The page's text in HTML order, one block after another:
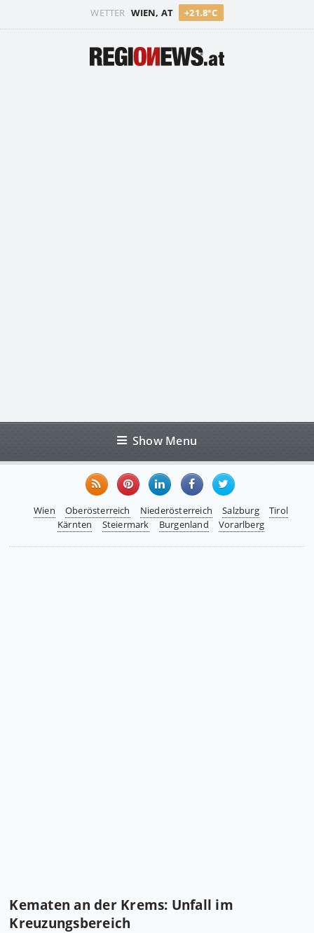
WETTER WIEN, AT +21.8°C
Show Menu
Wien Oberösterreich Niederösterreich Salzburg
Tirol
Kärnten
Steiermark Burgenland Vorarlberg
Kematen an der Krems: Unfall im
Kreuzungsbereich